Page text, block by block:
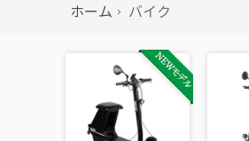
ホーム バイク